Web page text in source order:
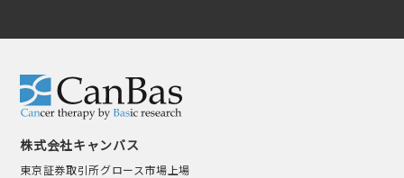
株式会社キャンバス
東京証券取引所グロース市場上場